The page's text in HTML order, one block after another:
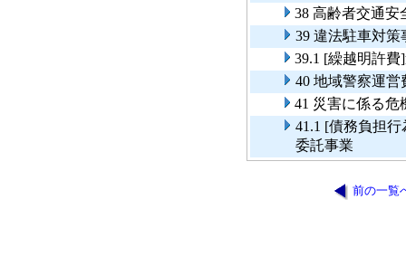
38 高齢者交通安
39 違法駐車対策
39.1 [繰越明許
40 地域警察運営
41 災害に係る危
41.1 [債務負担
委託事業
前の一覧